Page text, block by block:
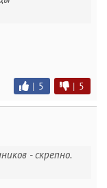
| 5 | 5
- скрепно.